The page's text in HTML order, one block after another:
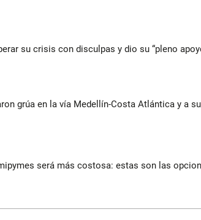
su crisis con disculpas y dio su “pleno
grúa en la vía Medellín-Costa Atlántica y a
será más costosa: estas son las